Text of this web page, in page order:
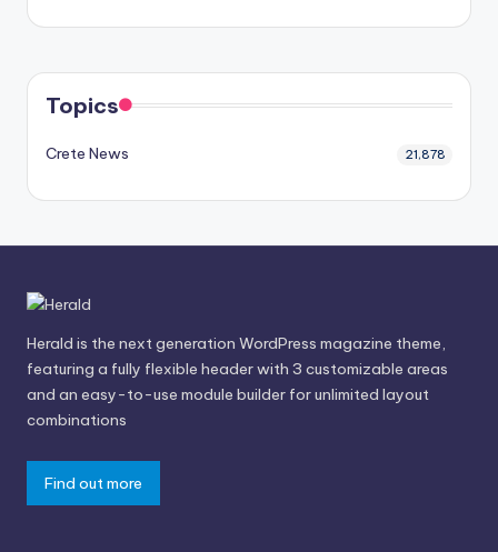
Topics
Crete News 21,878
Herald is the next generation WordPress magazine theme,
featuring a fully flexible header with 3 customizable areas
and an easy-to-use module builder for unlimited layout
combinations
Find out more